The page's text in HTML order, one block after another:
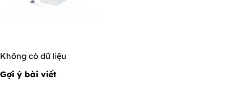
Không có dữ liệu
Gợi ý bài viết